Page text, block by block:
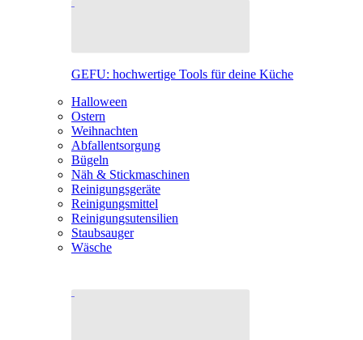
GEFU: hochwertige Tools für deine Küche
Halloween
Ostern
Weihnachten
Abfallentsorgung
Bügeln
Näh & Stickmaschinen
Reinigungsgeräte
Reinigungsmittel
Reinigungsutensilien
Staubsauger
Wäsche